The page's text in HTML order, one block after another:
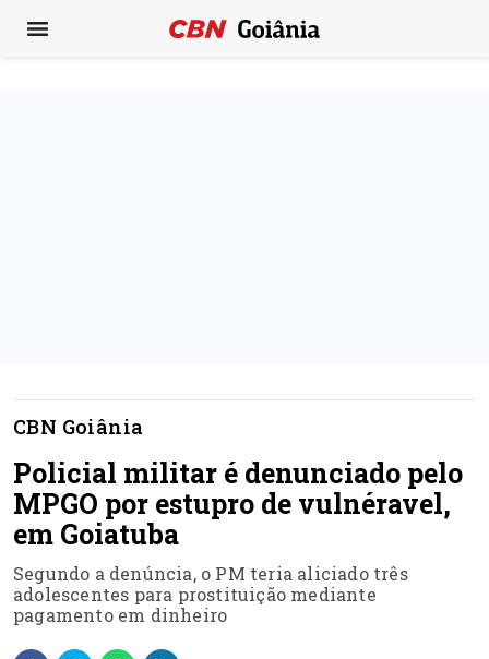
CBN Goiânia
Policial militar é denunciado pelo
MPGO por estupro de vulnéravel,
em Goiatuba
Segundo a denúncia, o PM teria aliciado três
adolescentes para prostituição mediante
pagamento em dinheiro